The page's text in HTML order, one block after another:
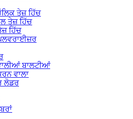
ਤੇਜ਼ ਹਿੱਚ
ਤੇਜ਼ ਹਿੱਚ
ਹਿੱਚ
ਬਾਲਟੀਆਂ
ਵਾਲਾ
ਲੋਡਰ